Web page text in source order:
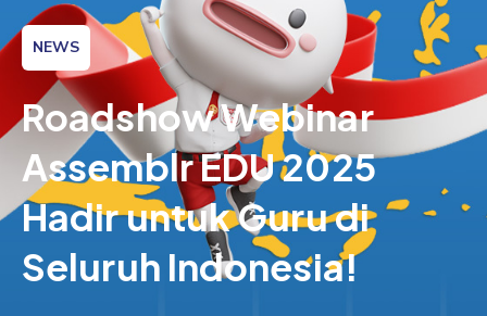
NEWS
Roadshow Webinar
Assemblr EDU 2025
Hadir untuk Guru di
Seluruh Indonesia!